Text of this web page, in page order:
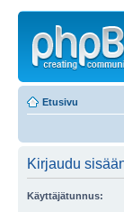
Etusivu
Kirjaudu
Käyttäjätunnus: